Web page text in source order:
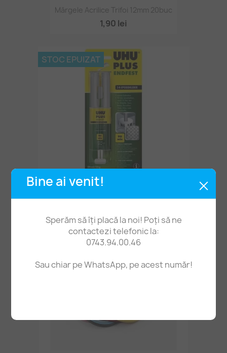
Bine ai venit!
Sperăm să îți placă la noi! Poți să ne
contactezi telefonic la:
0743.94.00.46
Sau chiar pe WhatsApp, pe acest număr!
Mărgele Acrilice Trifoi 12mm 20buc
1,90 lei
Adeziv UHU Epoxy Bicomponent 25g 45585
39,00 lei
STOC EPUIZAT